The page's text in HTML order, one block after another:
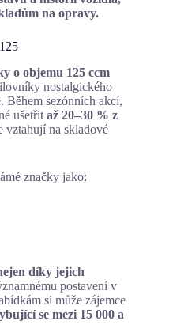
na opravy.
o objemu 125 ccm
nostalgického
Během sezónních akcí,
ušetřit až 20–30 % z
vztahují na skladové
značky jako:
díky jejich
postavení v
si může zájemce
se mezi 15 000 a